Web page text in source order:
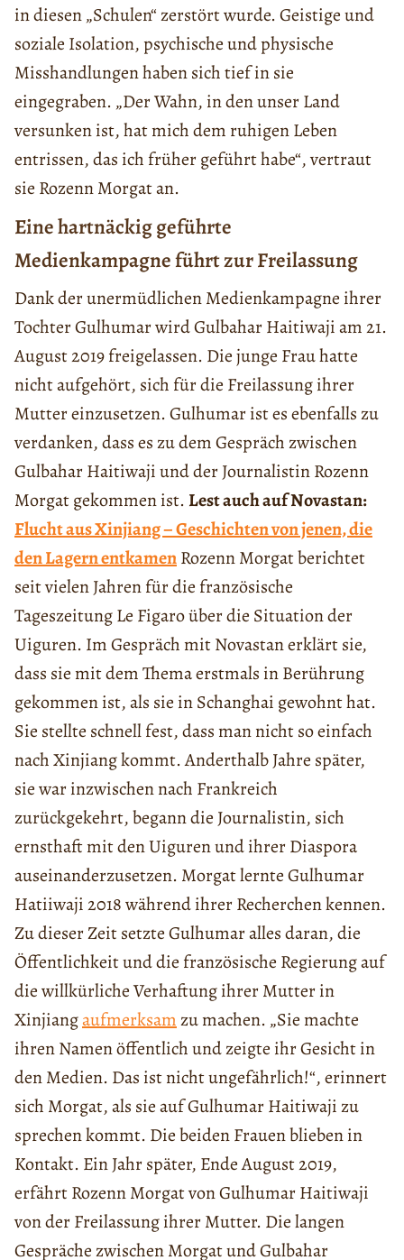
in diesen „Schulen“ zerstört wurde. Geistige und
soziale Isolation, psychische und physische
Misshandlungen haben sich tief in sie
eingegraben. „Der Wahn, in den unser Land
versunken ist, hat mich dem ruhigen Leben
entrissen, das ich früher geführt habe“, vertraut
sie Rozenn Morgat an.
Eine hartnäckig geführte
Medienkampagne führt zur Freilassung
Dank der unermüdlichen Medienkampagne ihrer
Tochter Gulhumar wird Gulbahar Haitiwaji am 21.
August 2019 freigelassen. Die junge Frau hatte
nicht aufgehört, sich für die Freilassung ihrer
Mutter einzusetzen. Gulhumar ist es ebenfalls zu
verdanken, dass es zu dem Gespräch zwischen
Gulbahar Haitiwaji und der Journalistin Rozenn
Morgat gekommen ist. Lest auch auf Novastan:
Flucht aus Xinjiang – Geschichten von jenen, die
den Lagern entkamenRozenn Morgat berichtet
seit vielen Jahren für die französische
Tageszeitung Le Figaro über die Situation der
Uiguren. Im Gespräch mit Novastan erklärt sie,
dass sie mit dem Thema erstmals in Berührung
gekommen ist, als sie in Schanghai gewohnt hat.
Sie stellte schnell fest, dass man nicht so einfach
nach Xinjiang kommt. Anderthalb Jahre später,
sie war inzwischen nach Frankreich
zurückgekehrt, begann die Journalistin, sich
ernsthaft mit den Uiguren und ihrer Diaspora
auseinanderzusetzen. Morgat lernte Gulhumar
Hatiiwaji 2018 während ihrer Recherchen kennen.
Zu dieser Zeit setzte Gulhumar alles daran, die
Öffentlichkeit und die französische Regierung auf
die willkürliche Verhaftung ihrer Mutter in
Xinjiangaufmerksamzu machen. „Sie machte
ihren Namen öffentlich und zeigte ihr Gesicht in
den Medien. Das ist nicht ungefährlich!“, erinnert
sich Morgat, als sie auf Gulhumar Haitiwaji zu
sprechen kommt. Die beiden Frauen blieben in
Kontakt. Ein Jahr später, Ende August 2019,
erfährt Rozenn Morgat von Gulhumar Haitiwaji
von der Freilassung ihrer Mutter. Die langen
Gespräche zwischen Morgat und Gulbahar